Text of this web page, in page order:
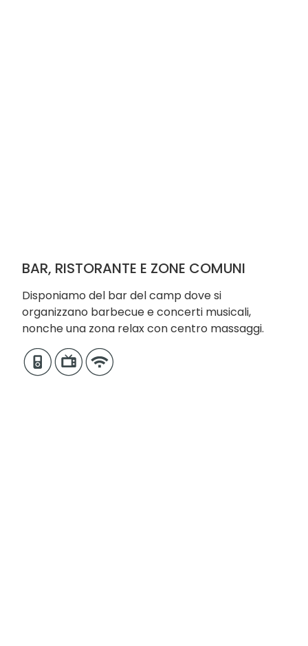
BAR, RISTORANTE E ZONE COMUNI
Disponiamo del bar del camp dove si
organizzano barbecue e concerti musicali,
nonche una zona relax con centro massaggi.